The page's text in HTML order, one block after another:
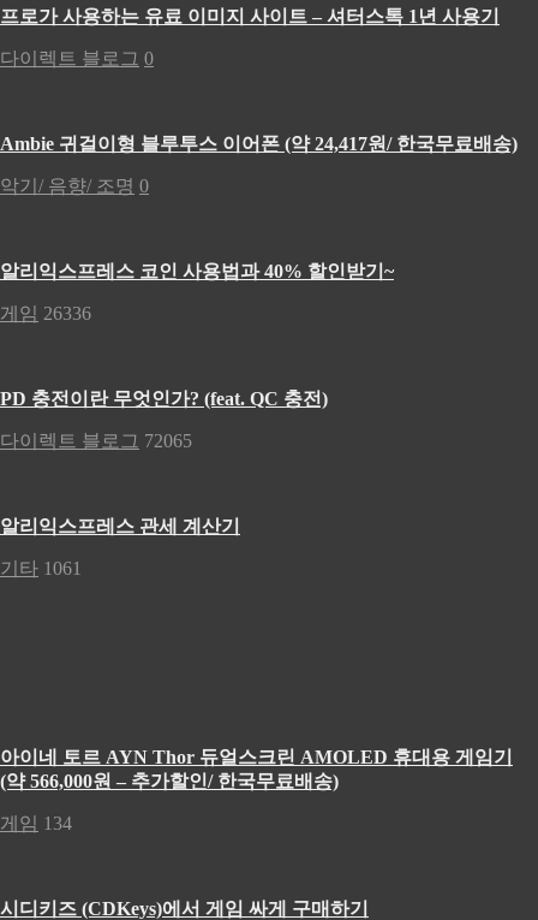
프로가 사용하는 유료 이미지 사이트 – 셔터스톡 1년 사용기
다이렉트 블로그 0
Ambie 귀걸이형 블루투스 이어폰 (약 24,417원/ 한국무료배송)
악기/ 음향/ 조명 0
알리익스프레스 코인 사용법과 40% 할인받기~
게임 26336
PD 충전이란 무엇인가? (feat. QC 충전)
다이렉트 블로그 72065
알리익스프레스 관세 계산기
기타 1061
아이네 토르 AYN Thor 듀얼스크린 AMOLED 휴대용 게임기
(약 566,000원 – 추가할인/ 한국무료배송)
게임 134
시디키즈 (CDKeys)에서 게임 싸게 구매하기